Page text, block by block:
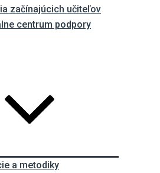
začínajúcich učiteľov
centrum podpory
a metodiky